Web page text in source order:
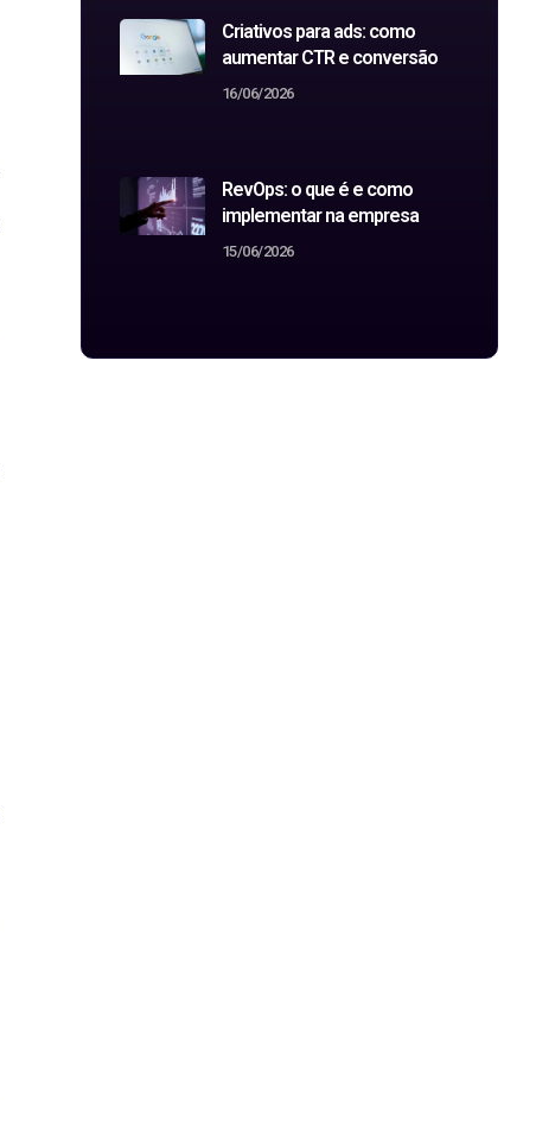
Criativos para ads: como
aumentar CTR e conversão
16/06/2026
RevOps: o que é e como
implementar na empresa
15/06/2026